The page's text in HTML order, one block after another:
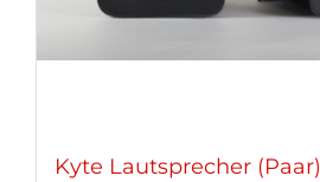
Kyte Lautsprecher (Paar)